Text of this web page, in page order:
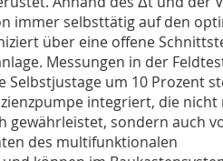
immer selbsttätig auf den
über eine offene
Messungen in der
um 10 Prozent
integriert, die nicht
gewährleistet, sondern auch
des multifunktionalen